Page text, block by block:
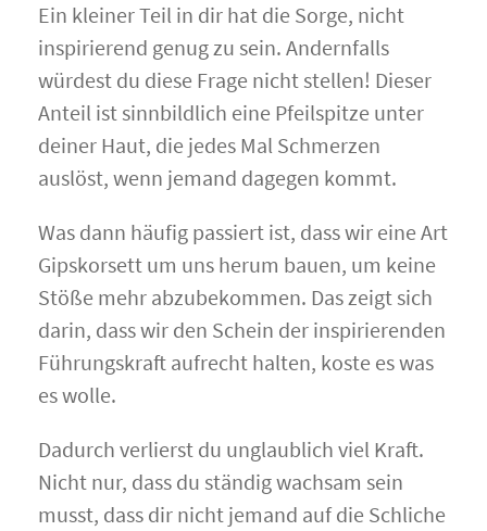
Ein kleiner Teil in dir hat die Sorge, nicht
inspirierend genug zu sein. Andernfalls
würdest du diese Frage nicht stellen! Dieser
Anteil ist sinnbildlich eine Pfeilspitze unter
deiner Haut, die jedes Mal Schmerzen
auslöst, wenn jemand dagegen kommt.
Was dann häufig passiert ist, dass wir eine Art
Gipskorsett um uns herum bauen, um keine
Stöße mehr abzubekommen. Das zeigt sich
darin, dass wir den Schein der inspirierenden
Führungskraft aufrecht halten, koste es was
es wolle.
Dadurch verlierst du unglaublich viel Kraft.
Nicht nur, dass du ständig wachsam sein
musst, dass dir nicht jemand auf die Schliche